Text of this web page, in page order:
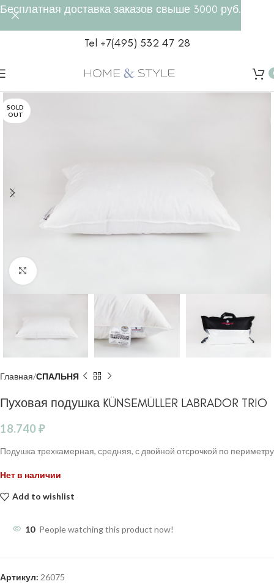
Tel +7(495) 532 47 28
SOLD
OUT
Click to enlarge
Главная СПАЛЬНЯ
Пуховая подушка KÜNSEMÜLLER LABRADOR TRIO
18.740₽
Подушка трехкамерная, средняя, с двойной отсрочкой по периметру
Нет в наличии
Add to wishlist
10 People watching this product now!
Артикул: 26075
Бесплатная доставка заказов свыше 3000 руб.